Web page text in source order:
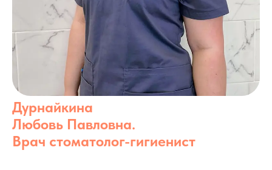
Дурнайкина
Любовь Павловна.
Врач стоматолог-гигиенист